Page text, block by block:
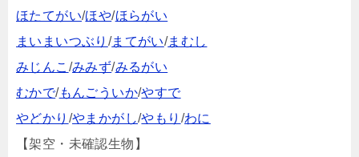
ほたてがい/ほや/ほらがい
まいまいつぶり /まてがい/まむし
みじんこ /みみず/みるがい
むかで/もんごういか/やすで
やどかり /やまかがし/やもり /わに
【架空・未確認生物】